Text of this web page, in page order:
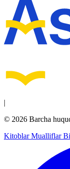
|
© 2026 Barcha
KitoblarMualliflar